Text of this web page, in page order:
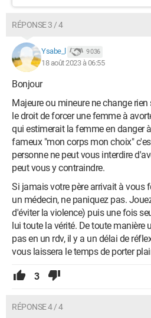
RÉPONSE 3 / 4
Ysabe_l 9 036
18 août 2023 à 06:55
Bonjour
Majeure ou mineure ne change
le droit de forcer une femme à
qui estimerait la femme en danger
fameux "mon corps mon choix"
personne ne peut vous interdire
peut vous y contraindre.
Si jamais votre père arrivait à vous
un médecin, ne paniquez pas.
d'éviter la violence) puis une fois
lui toute la vérité. De toute manière
pas en un rdv, il y a un délai de
vous laissera le temps de porter
3
RÉPONSE 4 / 4